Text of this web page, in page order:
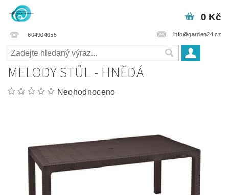
604904055 info@garden24.cz
0 Kč
MELODY STŮL - HNĚDÁ
Neohodnoceno